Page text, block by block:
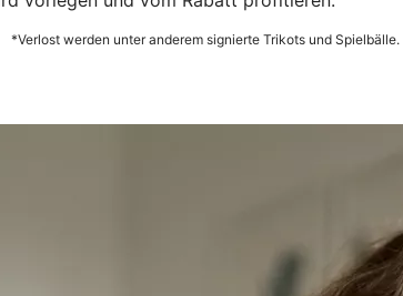
*Verlost werden unter anderem signierte Trikots und Spielbälle.